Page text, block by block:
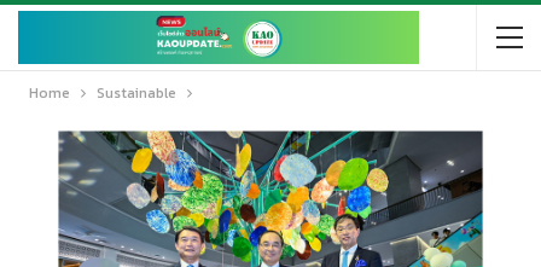
Home Sustainable